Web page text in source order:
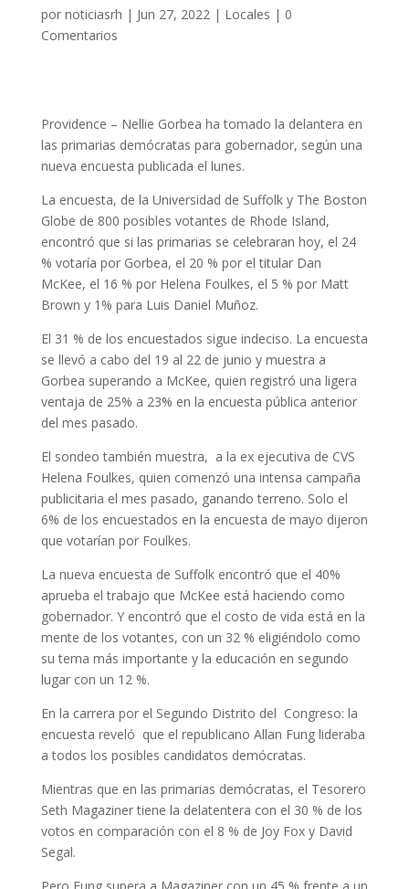
por noticiasrh | Jun 27, 2022| Locales | 0
Comentarios
Providence – Nellie Gorbea ha tomado la delantera en
las primarias demócratas para gobernador, según una
nueva encuesta publicada el lunes.
La encuesta, de la Universidad de Suffolk y The Boston
Globe de 800 posibles votantes de Rhode Island,
encontró que si las primarias se celebraran hoy, el 24
% votaría por Gorbea, el 20 % por el titular Dan
McKee, el 16 % por Helena Foulkes, el 5 % por Matt
Brown y 1% para Luis Daniel Muñoz.
El 31 % de los encuestados sigue indeciso. La encuesta
se llevó a cabo del 19 al 22 de junio y muestra a
Gorbea superando a McKee, quien registró una ligera
ventaja de 25% a 23% en la encuesta pública anterior
del mes pasado.
El sondeo también muestra, a la ex ejecutiva de CVS
Helena Foulkes, quien comenzó una intensa campaña
publicitaria el mes pasado, ganando terreno. Solo el
6% de los encuestados en la encuesta de mayo dijeron
que votarían por Foulkes.
La nueva encuesta de Suffolk encontró que el 40%
aprueba el trabajo que McKee está haciendo como
gobernador. Y encontró que el costo de vida está en la
mente de los votantes, con un 32 % eligiéndolo como
su tema más importante y la educación en segundo
lugar con un 12 %.
En la carrera por el Segundo Distrito del Congreso: la
encuesta reveló que el republicano Allan Fung lideraba
a todos los posibles candidatos demócratas.
Mientras que en las primarias demócratas, el Tesorero
Seth Magaziner tiene la delatentera con el 30 % de los
votos en comparación con el 8 % de Joy Fox y David
Segal.